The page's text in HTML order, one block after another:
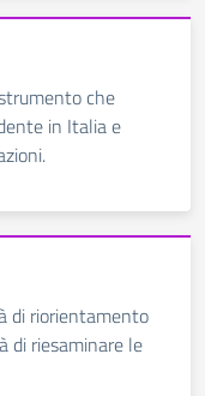
che
in Italia e
di riorientamento
di riesaminare le